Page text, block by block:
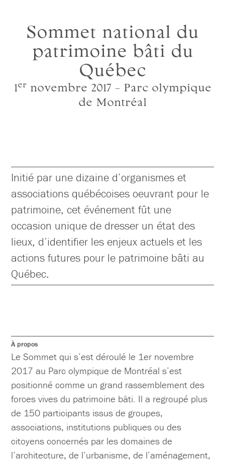
Sommet national du
patrimoine bâti du
Québec
1er novembre 2017 – Parc olympique
de Montréal
Initié par une dizaine d’organismes et
associations québécoises oeuvrant pour le
patrimoine, cet événement fût une
occasion unique de dresser un état des
lieux, d’identifier les enjeux actuels et les
actions futures pour le patrimoine bâti au
Québec.
À propos
Le Sommet qui s’est déroulé le 1er novembre
2017 au Parc olympique de Montréal s’est
positionné comme un grand rassemblement des
forces vives du patrimoine bâti. Il a regroupé plus
de 150 participants issus de groupes,
associations, institutions publiques ou des
citoyens concernés par les domaines de
l’architecture, de l’urbanisme, de l’aménagement,